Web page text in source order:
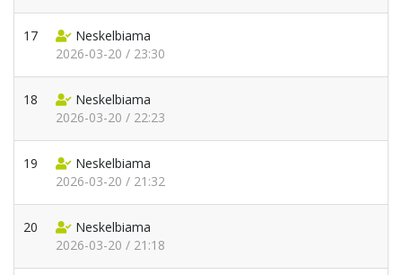
17
Neskelbiama
2026-03-20 / 23:30
18
Neskelbiama
2026-03-20 / 22:23
19
Neskelbiama
2026-03-20 / 21:32
20
Neskelbiama
2026-03-20 / 21:18